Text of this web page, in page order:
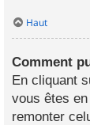
Haut
Comment
En cliquant
vous êtes
remonter